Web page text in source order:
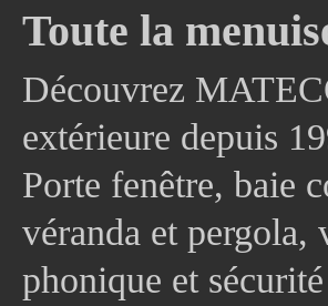
Toute la
Découvrez
extérieure depuis
Porte fenêtre, baie
véranda et pergola,
phonique et